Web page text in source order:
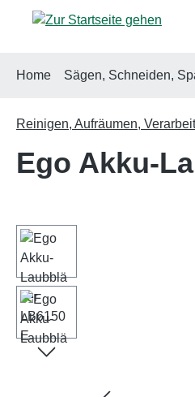
Hauptinhalt springen
Zur Suche springen
Zur Hauptnavigation
Home Sägen, Schneiden,
Reinigen, Aufräumen,
Ego Akku-
Bildergalerie überspringen